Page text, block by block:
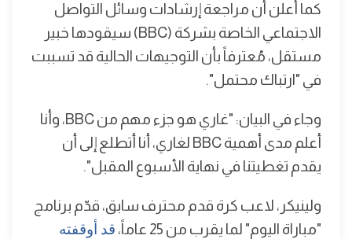
كما أعلن أن مراجعة إرشادات وسائل التواصل
الاجتماعي الخاصة بشركة (BBC) سيقودها خبير
مستقل، مُعترفاً بأن التوجيهات الحالية قد تسببت
في "ارتباك محتمل".
وجاء في البيان: "غاري هو جزء مهم من BBC، وأنا
أعلم مدى أهمية BBC لغاري، أنا أتطلع إلى أن
يقدم تغطيتنا في نهاية الأسبوع المقبل".
ولينيكر، لاعب كرة قدم محترف سابق، قدّم برنامج
"مباراة اليوم" لما يقرب من 25 عاماً،
قد أوقفته